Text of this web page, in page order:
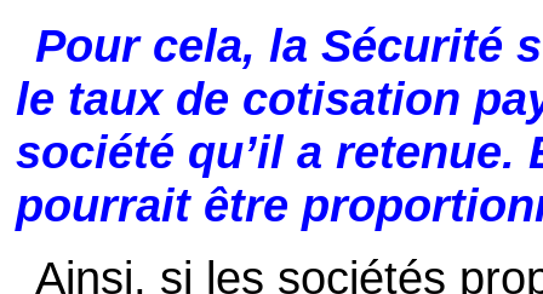
Pour cela, la Sécurité
le taux de cotisation
société qu’il a retenue.
pourrait être
Ainsi, si les sociétés